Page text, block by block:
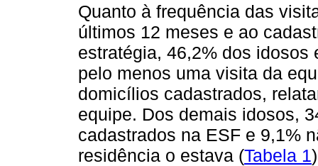
Quanto à frequência das
últimos 12 meses e ao
estratégia, 46,2% dos idosos
pelo menos uma visita da
domicílios cadastrados,
equipe. Dos demais idosos,
cadastrados na ESF e 9,1%
residência o estava (Tabela 1